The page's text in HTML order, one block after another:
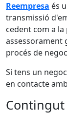
Reempresa és
transmissió
cedent com a
assessorament
procés de
Si tens un
en contacte